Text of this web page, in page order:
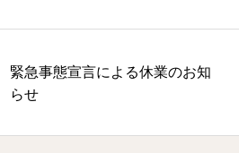
緊急事態宣言による休業のお知
らせ